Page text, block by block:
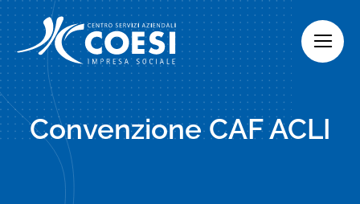
Skip
to
content
Convenzione CAF ACLI